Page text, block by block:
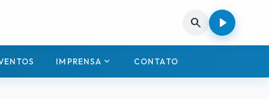
search play_arrow
IMPRENSA expand_more CONTATO